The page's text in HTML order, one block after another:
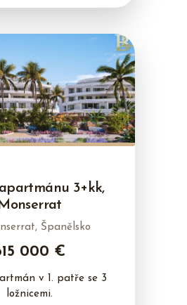
3+kk,
Španělsko
000 €
v 1. patře se 3
ložnicemi.